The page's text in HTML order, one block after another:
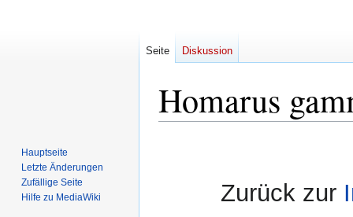
Homarus
Zurück zur
Seite Diskussion
Hauptseite
Letzte Änderungen
Zufällige Seite
Hilfe zu MediaWiki